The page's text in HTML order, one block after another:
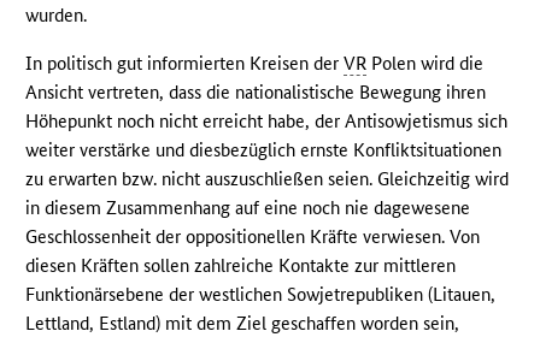
wurden.
In politisch gut informierten Kreisen derVR Polen wird die
Ansicht vertreten, dass die nationalistische Bewegung ihren
Höhepunkt noch nicht erreicht habe, der Antisowjetismus sich
weiter verstärke und diesbezüglich ernste Konfliktsituationen
zu erwarten bzw. nicht auszuschließen seien. Gleichzeitig wird
in diesem Zusammenhang auf eine noch nie dagewesene
Geschlossenheit der oppositionellen Kräfte verwiesen. Von
diesen Kräften sollen zahlreiche Kontakte zur mittleren
Funktionärsebene der westlichen Sowjetrepubliken (Litauen,
Lettland, Estland) mit dem Ziel geschaffen worden sein,